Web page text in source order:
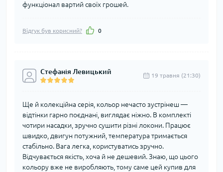
функціонал вартий своїх грошей.
Відгук був корисний? 0
Стефанія Левицький 19 травня (21:30)
Ще й колекційна серія, кольор нечасто зустрінеш —
відтінки гарно поєднані, виглядає ніжно. В комплекті
чотири насадки, зручно сушити різні локони. Працює
швидко, двигун потужний, температура тримається
стабільно. Вага легка, користуватись зручно.
Відчувається якість, хоча й не дешевий. Знаю, що цього
кольору вже не виробляють, тому саме цей купив для